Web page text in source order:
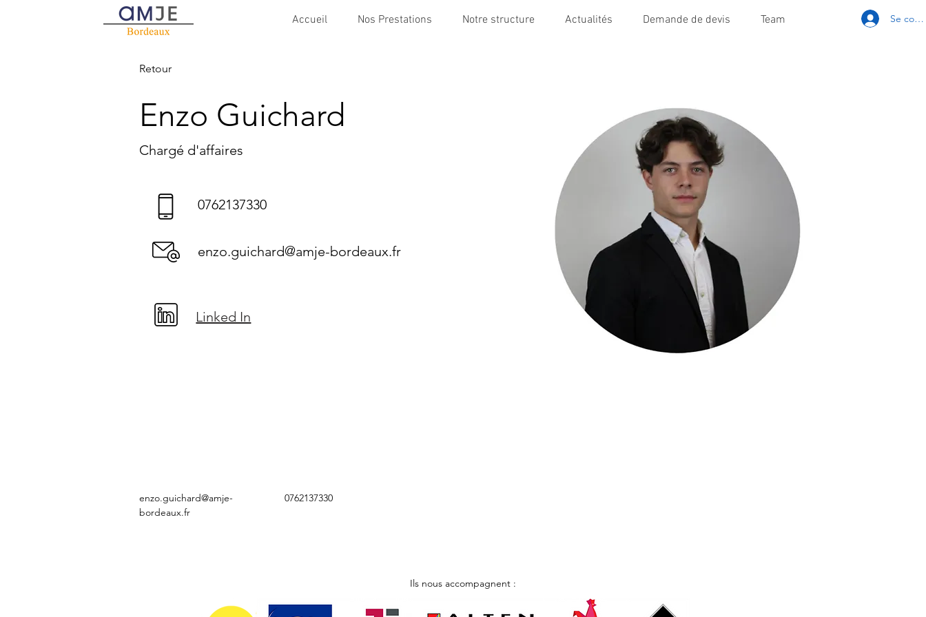
Accueil Nos Prestations Notre structure Actualités Demande de devis Team Se
Retour
Enzo Guichard
Chargé d'affaires
0762137330
enzo.guichard@amje-bordeaux.fr
Linked In
enzo.guichard@amje-
bordeaux.fr
0762137330
Ils nous accompagnent :